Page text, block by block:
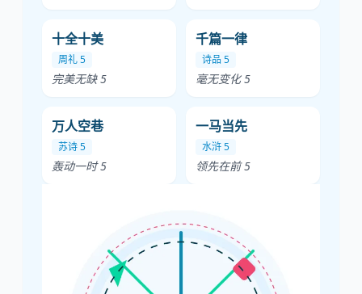
十全十美
周礼 5
完美无缺 5
千篇一律
诗品 5
毫无变化 5
万人空巷
苏诗 5
轰动一时 5
一马当先
水浒 5
领先在前 5